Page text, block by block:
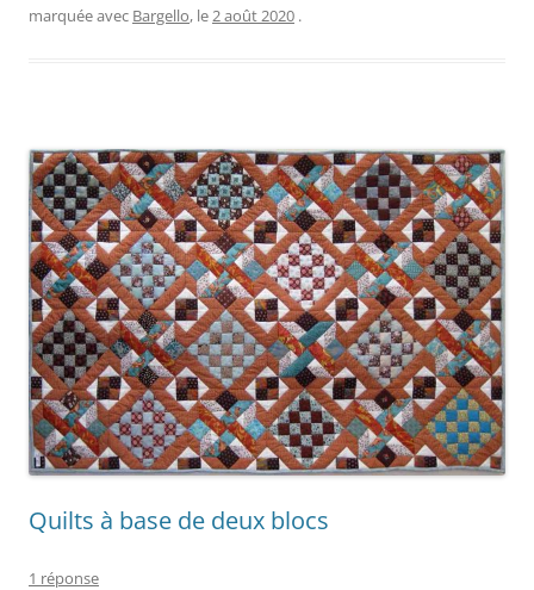
marquée avec Bargello, le2 août 2020 .
Quilts à base de deux blocs
1 réponse